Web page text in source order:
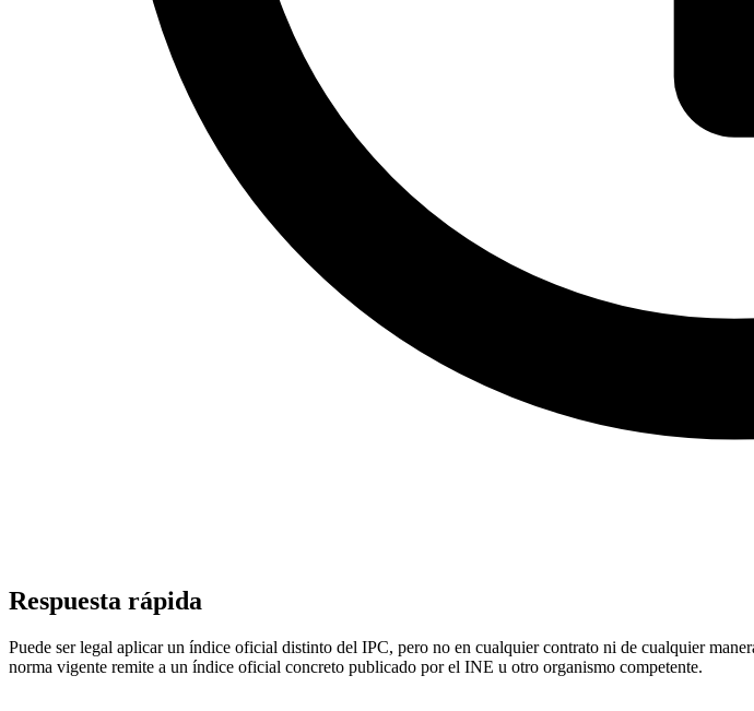
Respuesta rápida
Puede ser legal aplicar un índice oficial distinto del IPC, pero no en cualquier contrato ni de cualquier
norma vigente remite a un índice oficial concreto publicado por el INE u otro organismo competente.